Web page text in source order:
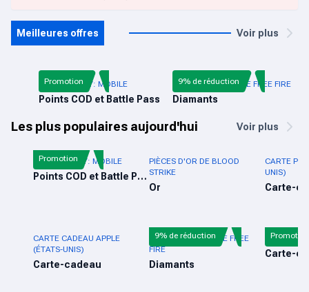
Meilleures offres Voir plus
CALL OF DUTY: MOBILE
Points COD et Battle Pass
Promotion RECHARGE DIRECTE FREE FIRE
Diamants
9% de réduction
Les plus populaires aujourd'hui Voir plus
CALL OF DUTY: MOBILE
Points COD et Battle Pass
Promotion
PIÈCES D'OR DE BLOOD
STRIKE
Or
CARTE
UNIS)
Carte-
CARTE CADEAU APPLE
(ÉTATS-UNIS)
Carte-cadeau
RECHARGE DIRECTE FREE
FIRE
Diamants
9% de réduction CARTE-
Carte-
Promotion